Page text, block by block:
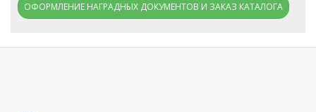
ОФОРМЛЕНИЕ НАГРАДНЫХ ДОКУМЕНТОВ И ЗАКАЗ КАТАЛОГА